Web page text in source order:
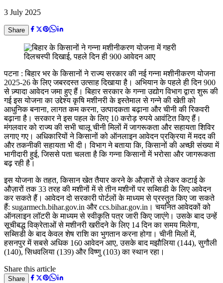
3 July 2025
Share
पटना : बिहार भर के किसानों ने राज्य सरकार की नई गन्ना मशीनीकरण योजना
2025-26 के लिए जबरदस्त उत्साह दिखाया है। अभियान के पहले ही दिन 900
से ज़्यादा आवेदन जमा हुए हैं। बिहार सरकार के गन्ना उद्योग विभाग द्वारा शुरू की
गई इस योजना का उद्देश्य कृषि मशीनरी के इस्तेमाल से गन्ने की खेती को
आधुनिक बनाना, लागत कम करना, उत्पादकता बढ़ाना और चीनी की रिकवरी
बढ़ाना है। सरकार ने इस पहल के लिए 10 करोड़ रुपये आवंटित किए हैं।
मंगलवार को राज्य की सभी चालू चीनी मिलों में जागरूकता और सहायता शिविर
लगाए गए। अधिकारियों ने किसानों को ऑनलाइन आवेदन प्रक्रिया में मदद की
और तकनीकी सहायता भी दी। विभाग ने बताया कि, किसानों की अच्छी संख्या में
भागीदारी हुई, जिससे पता चलता है कि गन्ना किसानों में भरोसा और जागरूकता
बढ़ रही है।
इस योजना के तहत, किसान खेत तैयार करने के औज़ारों से लेकर कटाई के
औज़ारों तक 33 तरह की मशीनों में से तीन मशीनों पर सब्सिडी के लिए आवेदन
कर सकते हैं। आवेदन दो सरकारी पोर्टलों के माध्यम से प्रस्तुत किए जा सकते
हैं: sugarmech.bihar.gov.in और ccs.bihar.gov.in। चयनित आवेदकों को
ऑनलाइन लॉटरी के माध्यम से स्वीकृति पत्र जारी किए जाएंगे। उसके बाद उन्हें
सूचीबद्ध विक्रेताओं से मशीनरी खरीदने के लिए 14 दिन का समय मिलेगा,
सब्सिडी के बाद केवल शेष राशि का भुगतान करना होगा। चीनी मिलों में,
हसनपुर में सबसे अधिक 160 आवेदन आए, उसके बाद मझौलिया (144), सुगौली
(140), सिधवलिया (139) और विष्णु (103) का स्थान रहा।
Share this article
Share